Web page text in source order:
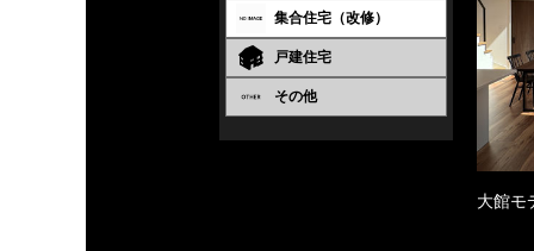
集合住宅（改修）
戸建住宅
その他
大館モ